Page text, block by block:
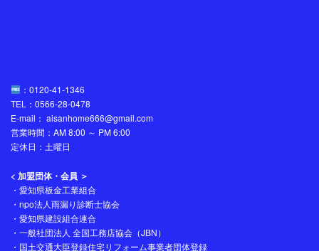
：0120-41-1346
TEL：0566-28-0478
E-mail： aisanhome666@gmail.com
営業時間：AM 8:00 ～ PM 6:00
定休日：土曜日
< 加盟団体・会員 ＞
・愛知県板金工業組合
・npo法人雨漏り診断士協会
・愛知県建設組合連合
・一般社団法人 全国工務店協会（JBN）
・国土交通大臣登録住宅リフォーム事業者団体登録